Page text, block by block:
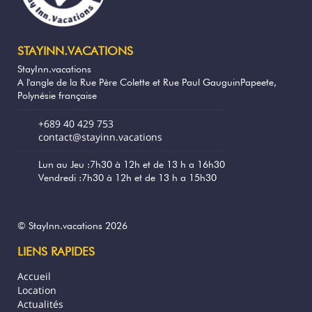
2 personnes, un autre ventilateur, un coffre-
fort et une télévision.
l'italienne, des serviettes de bain fournies.
Une kitchenette équipée d'une plaque à
induction, d'un micro-ondes, d'un
réfrigérateur, et de tout le nécessaire pour
préparer vos repas.
douche extérieure pour vous rincer après
une baignade et d’une place de parking
Les essentiels inclus :
nuitée.
en bas de la propriété (idéal pour le
STAYINN.VACATIONS
StayInn.vacations
A l'angle de la Rue Père Colette et Rue Paul GauguinPapeete,
Polynésie française
+689 40 429 753
contact@stayinn.vacations
Lun au Jeu :7h30 à 12h et de 13 h a 16h30
Vendredi :7h30 à 12h et de 13 h a 15h30
© StayInn.vacations 2026
LIENS RAPIDES
Accueil
Location
Actualités